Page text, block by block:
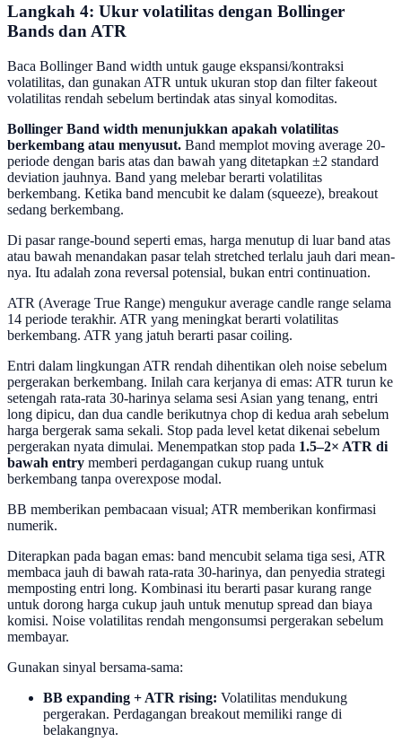
Langkah 4: Ukur volatilitas dengan Bollinger
Bands dan ATR
Baca Bollinger Band width untuk gauge ekspansi/kontraksi
volatilitas, dan gunakan ATR untuk ukuran stop dan filter fakeout
volatilitas rendah sebelum bertindak atas sinyal komoditas.
Bollinger Band width menunjukkan apakah volatilitas
berkembang atau menyusut. Band memplot moving average 20-
periode dengan baris atas dan bawah yang ditetapkan ±2 standard
deviation jauhnya. Band yang melebar berarti volatilitas
berkembang. Ketika band mencubit ke dalam (squeeze), breakout
sedang berkembang.
Di pasar range-bound seperti emas, harga menutup di luar band atas
atau bawah menandakan pasar telah stretched terlalu jauh dari mean-
nya. Itu adalah zona reversal potensial, bukan entri continuation.
ATR (Average True Range) mengukur average candle range selama
14 periode terakhir. ATR yang meningkat berarti volatilitas
berkembang. ATR yang jatuh berarti pasar coiling.
Entri dalam lingkungan ATR rendah dihentikan oleh noise sebelum
pergerakan berkembang. Inilah cara kerjanya di emas: ATR turun ke
setengah rata-rata 30-harinya selama sesi Asian yang tenang, entri
long dipicu, dan dua candle berikutnya chop di kedua arah sebelum
harga bergerak sama sekali. Stop pada level ketat dikenai sebelum
pergerakan nyata dimulai. Menempatkan stop pada 1.5–2× ATR di
bawah entry memberi perdagangan cukup ruang untuk
berkembang tanpa overexpose modal.
BB memberikan pembacaan visual; ATR memberikan konfirmasi
numerik.
Diterapkan pada bagan emas: band mencubit selama tiga sesi, ATR
membaca jauh di bawah rata-rata 30-harinya, dan penyedia strategi
memposting entri long. Kombinasi itu berarti pasar kurang range
untuk dorong harga cukup jauh untuk menutup spread dan biaya
komisi. Noise volatilitas rendah mengonsumsi pergerakan sebelum
membayar.
Gunakan sinyal bersama-sama:
BB expanding + ATR rising: Volatilitas mendukung
pergerakan. Perdagangan breakout memiliki range di
belakangnya.